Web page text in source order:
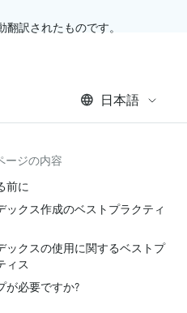
訳されたものです。
日本語
ージの内容
前に
ックス作成のベストプラクティ
ックスの使用に関するベストプ
ィス
が必要ですか?